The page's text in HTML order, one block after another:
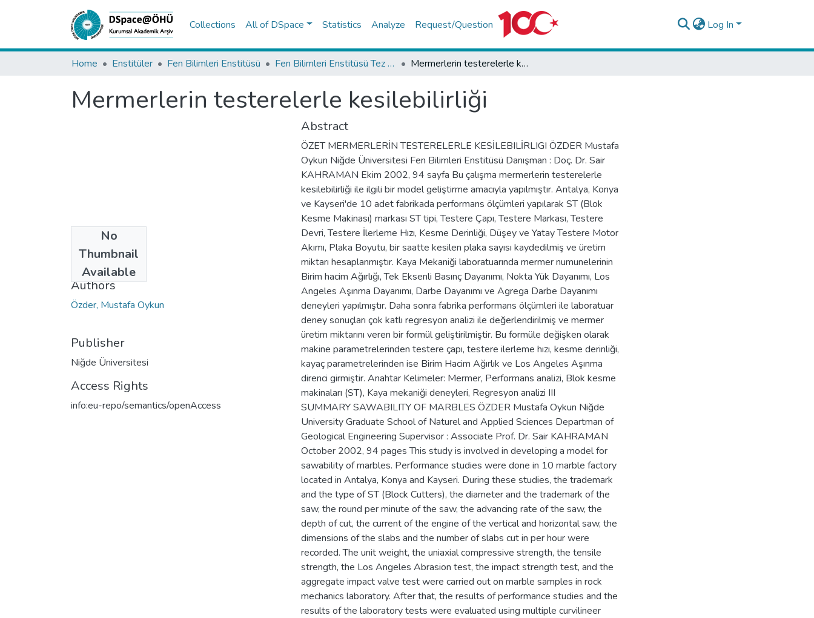
Collections All of DSpace Statistics Analyze Request/Question Log In
Home Enstitüler Fen Bilimleri Enstitüsü Fen Bilimleri Enstitüsü Tez Koleksiyonu Mermerlerin testerelerle kesilebilirliği
Mermerlerin testerelerle kesilebilirliği
No
Thumbnail
Available
2002
Authors
Özder, Mustafa Oykun
Publisher
Niğde Üniversitesi
Access Rights
info:eu-repo/semantics/openAccess
Abstract
ÖZET MERMERLERİN TESTERELERLE KESİLEBILİRLIGI ÖZDER Mustafa
Oykun Niğde Üniversitesi Fen Bilimleri Enstitüsü Danışman : Doç. Dr. Sair
KAHRAMAN Ekim 2002, 94 sayfa Bu çalışma mermerlerin testerelerle
kesilebilirliği ile ilgili bir model geliştirme amacıyla yapılmıştır. Antalya, Konya
ve Kayseri'de 10 adet fabrikada performans ölçümleri yapılarak ST (Blok
Kesme Makinası) markası ST tipi, Testere Çapı, Testere Markası, Testere
Devri, Testere İlerleme Hızı, Kesme Derinliği, Düşey ve Yatay Testere Motor
Akımı, Plaka Boyutu, bir saatte kesilen plaka sayısı kaydedilmiş ve üretim
miktarı hesaplanmıştır. Kaya Mekaniği laboratuarında mermer numunelerinin
Birim hacim Ağırlığı, Tek Eksenli Basınç Dayanımı, Nokta Yük Dayanımı, Los
Angeles Aşınma Dayanımı, Darbe Dayanımı ve Agrega Darbe Dayanımı
deneyleri yapılmıştır. Daha sonra fabrika performans ölçümleri ile laboratuar
deney sonuçları çok katlı regresyon analizi ile değerlendirilmiş ve mermer
üretim miktarını veren bir formül geliştirilmiştir. Bu formüle değişken olarak
makine parametrelerinden testere çapı, testere ilerleme hızı, kesme derinliği,
kayaç parametrelerinden ise Birim Hacim Ağırlık ve Los Angeles Aşınma
direnci girmiştir. Anahtar Kelimeler: Mermer, Performans analizi, Blok kesme
makinaları (ST), Kaya mekaniği deneyleri, Regresyon analizi III
SUMMARY SAWABILITY OF MARBLES ÖZDER Mustafa Oykun Niğde
University Graduate School of Naturel and Applied Sciences Departman of
Geological Engineering Supervisor : Associate Prof. Dr. Sair KAHRAMAN
October 2002, 94 pages This study is involved in developing a model for
sawability of marbles. Performance studies were done in 10 marble factory
located in Antalya, Konya and Kayseri. During these studies, the trademark
and the type of ST (Block Cutters), the diameter and the trademark of the
saw, the round per minute of the saw, the advancing rate of the saw, the
depth of cut, the current of the engine of the vertical and horizontal saw, the
dimensions of the slabs and the number of slabs cut in per hour were
recorded. The unit weight, the uniaxial compressive strength, the tensile
strength, the Los Angeles Abrasion test, the impact strength test, and the
aggregate impact valve test were carried out on marble samples in rock
mechanics laboratory. After that, the results of performance studies and the
results of the laboratory tests were evaluated using multiple curvilineer